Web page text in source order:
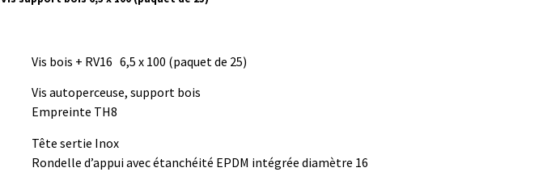
Vis bois + RV16 6,5 x 100 (paquet de 25)
Vis autoperceuse, support bois
Empreinte TH8
Tête sertie Inox
Rondelle d’appui avec étanchéité EPDM intégrée diamètre 16